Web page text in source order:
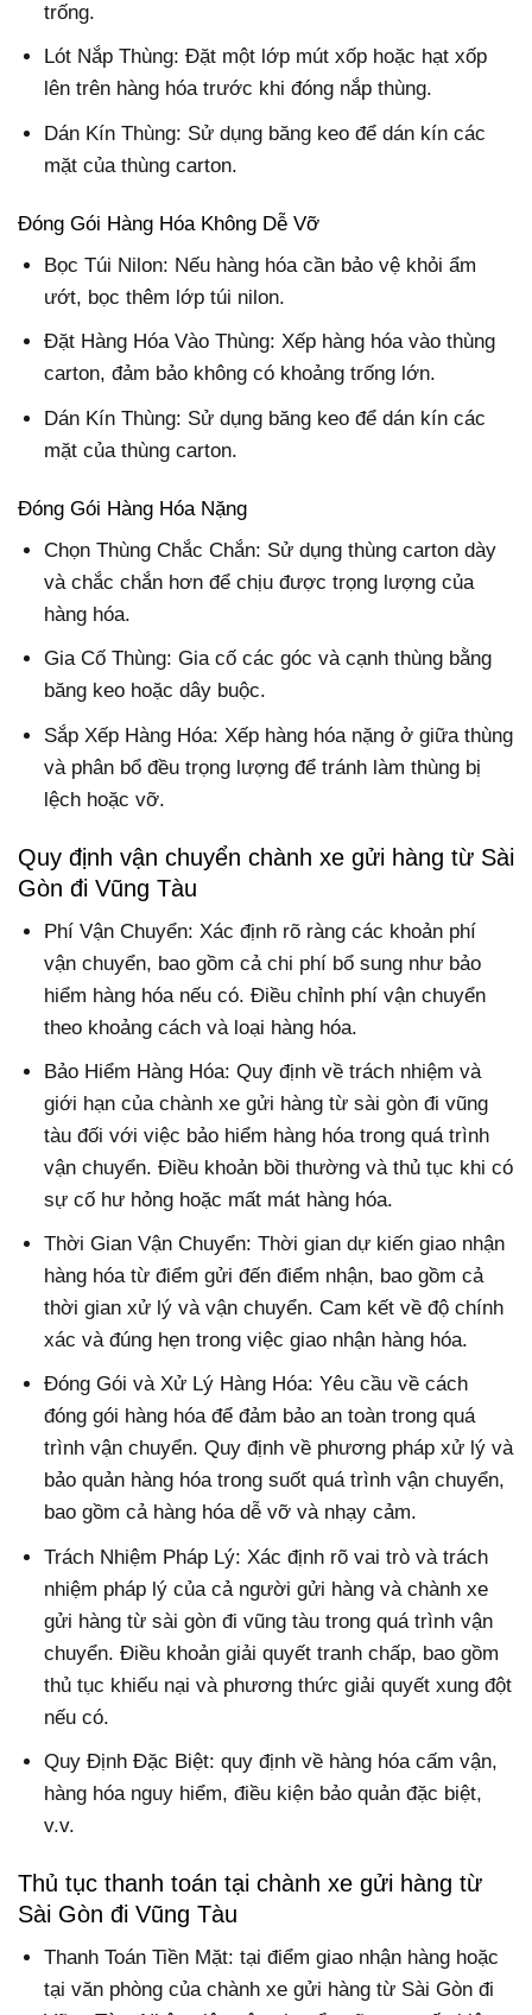
trống.
Lót Nắp Thùng: Đặt một lớp mút xốp hoặc hạt xốp
lên trên hàng hóa trước khi đóng nắp thùng.
Dán Kín Thùng: Sử dụng băng keo để dán kín các
mặt của thùng carton.
Đóng Gói Hàng Hóa Không Dễ Vỡ
Bọc Túi Nilon: Nếu hàng hóa cần bảo vệ khỏi ẩm
ướt, bọc thêm lớp túi nilon.
Đặt Hàng Hóa Vào Thùng: Xếp hàng hóa vào thùng
carton, đảm bảo không có khoảng trống lớn.
Dán Kín Thùng: Sử dụng băng keo để dán kín các
mặt của thùng carton.
Đóng Gói Hàng Hóa Nặng
Chọn Thùng Chắc Chắn: Sử dụng thùng carton dày
và chắc chắn hơn để chịu được trọng lượng của
hàng hóa.
Gia Cố Thùng: Gia cố các góc và cạnh thùng bằng
băng keo hoặc dây buộc.
Sắp Xếp Hàng Hóa: Xếp hàng hóa nặng ở giữa thùng
và phân bổ đều trọng lượng để tránh làm thùng bị
lệch hoặc vỡ.
Quy định vận chuyển chành xe gửi hàng từ Sài
Gòn đi Vũng Tàu
Phí Vận Chuyển: Xác định rõ ràng các khoản phí
vận chuyển, bao gồm cả chi phí bổ sung như bảo
hiểm hàng hóa nếu có. Điều chỉnh phí vận chuyển
theo khoảng cách và loại hàng hóa.
Bảo Hiểm Hàng Hóa: Quy định về trách nhiệm và
giới hạn của chành xe gửi hàng từ sài gòn đi vũng
tàu đối với việc bảo hiểm hàng hóa trong quá trình
vận chuyển. Điều khoản bồi thường và thủ tục khi có
sự cố hư hỏng hoặc mất mát hàng hóa.
Thời Gian Vận Chuyển: Thời gian dự kiến giao nhận
hàng hóa từ điểm gửi đến điểm nhận, bao gồm cả
thời gian xử lý và vận chuyển. Cam kết về độ chính
xác và đúng hẹn trong việc giao nhận hàng hóa.
Đóng Gói và Xử Lý Hàng Hóa: Yêu cầu về cách
đóng gói hàng hóa để đảm bảo an toàn trong quá
trình vận chuyển. Quy định về phương pháp xử lý và
bảo quản hàng hóa trong suốt quá trình vận chuyển,
bao gồm cả hàng hóa dễ vỡ và nhạy cảm.
Trách Nhiệm Pháp Lý: Xác định rõ vai trò và trách
nhiệm pháp lý của cả người gửi hàng và chành xe
gửi hàng từ sài gòn đi vũng tàu trong quá trình vận
chuyển. Điều khoản giải quyết tranh chấp, bao gồm
thủ tục khiếu nại và phương thức giải quyết xung đột
nếu có.
Quy Định Đặc Biệt: quy định về hàng hóa cấm vận,
hàng hóa nguy hiểm, điều kiện bảo quản đặc biệt,
v.v.
Thủ tục thanh toán tại chành xe gửi hàng từ
Sài Gòn đi Vũng Tàu
Thanh Toán Tiền Mặt: tại điểm giao nhận hàng hoặc
tại văn phòng của chành xe gửi hàng từ Sài Gòn đi